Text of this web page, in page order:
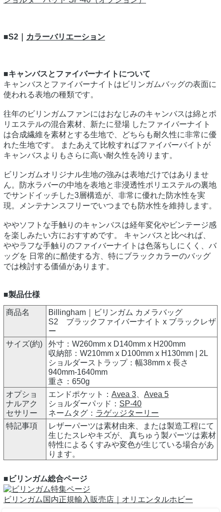
■S2｜ カラーバリエーション
■キャンバスとファイバーナイトについて
キャンバスとファイバーナイトはビリンガムバッグの表面に
使われる表地の種類です。
往年のビリンガムファンにはおなじみのキャンバスは綿とポ
リエステルの混合素材、新たに登場 したファイバーナイト
は合成繊維を素材とする生地で、どちらも耐久性に非常に優
れた生地です。 またあえて比較すればファイバーバイトが
キャンバスよりもさらに高い耐久性を誇ります。
ビリンガムオリジナル生地の強みは表地だけではありませ
ん。防水ラバーの中地を表地と非浸透性ポリエステルの裏地
でサンドイッチした3層構造が、非常に優れた防水性を実
現。メンテナンスフリーでいつまでも防水性を維持します。
ややソフトな手触りのキャンバスは経年変化やビンテージ感
を楽しみたい方におすすめです。 キャンバスと比べれば、
ややラフな手触りのファイバーナイトは色落ちしにくく、バ
ッグを 日常的に酷使する方、特にブラックカラーのバッグ
では検討する価値があります。
■製品仕様
商品名
Billingham｜ビリンガム カメラバッグ
S2 ブラックファイバーナイト x ブラックレザ
ー
サイズ(約)
外寸：W260mm x D140mm x H200mm
収納部：W210mm x D100mm x H130mm | 2L
ショルダーストラップ：幅38mm x 長さ
940mm-1640mm
重さ：650g
オプショ
ナルアク
セサリー
エンドポケット： Avea 3
Avea 5
ショルダーパッド： SP-40
ネームタグ： ラゲッジターリー
特記事項
レザーパーツは素材由来、または製造工程にて
生じたスレやキズが、 真ちゅう製パーツは素材
特性によるくすみや変色が生じている場合があ
ります。
■ビリンガム総合ページ
ビリンガム国内正規輸入販売店｜オリエンタルホビー